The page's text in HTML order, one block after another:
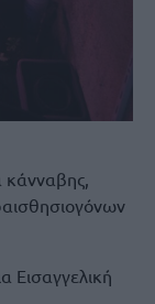
κάνναβης,
Εισαγγελική